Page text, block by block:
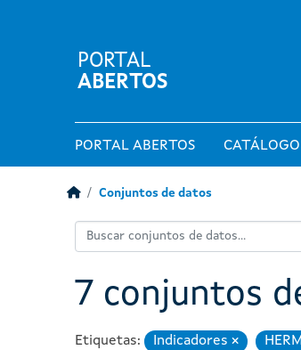
PORTAL
ABERTOS
PORTAL ABERTOS
Conjuntos de datos
7 conjuntos
Etiquetas: Indicadores Eliminar